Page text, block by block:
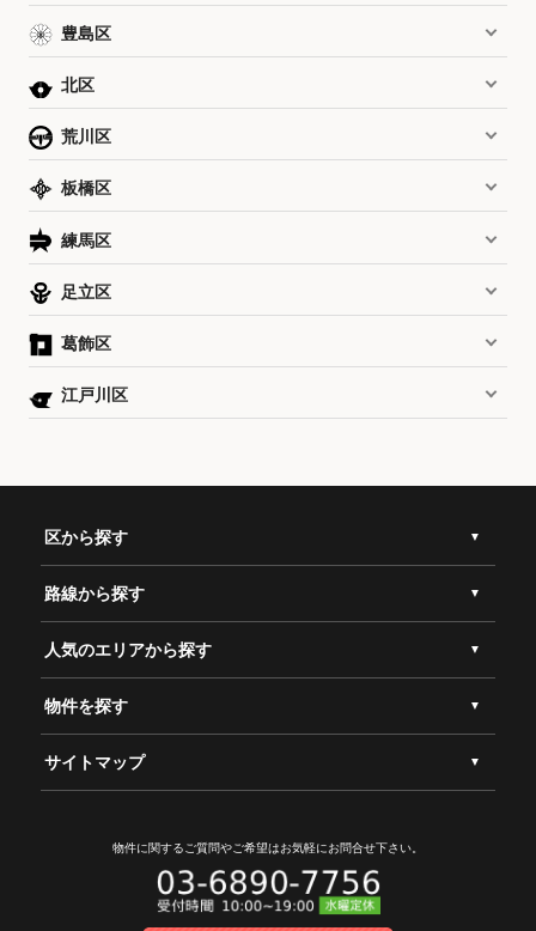
豊島区
北区
荒川区
板橋区
練馬区
足立区
葛飾区
江戸川区
区から探す
路線から探す
人気のエリアから探す
物件を探す
サイトマップ
物件に関するご質問やご希望はお気軽にお問合せ下さい。